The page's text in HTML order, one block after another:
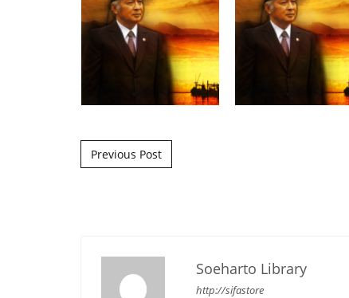
Post navigation
Previous Post
Soeharto Library
http://sifastore